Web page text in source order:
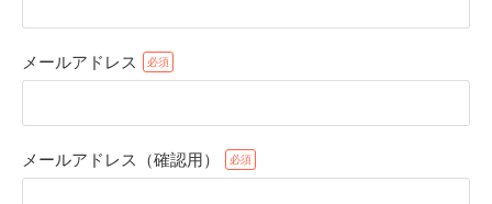
メールアドレス
メールアドレス（確認用）アプリで開く